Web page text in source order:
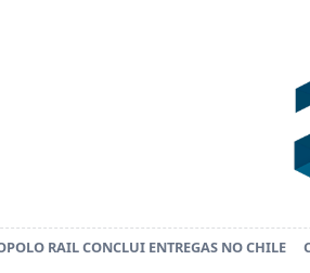
RAIL CONCLUI ENTREGAS NO CHILE